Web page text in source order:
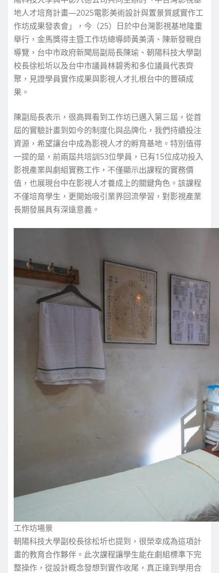
地人才培育計畫—2025電影美術設計與置景質感實作工
作坊成果發表會」，今（25）日於中台灣影視基地隆重
舉行，金馬獎得主暨工作坊總導師黃美清、陳新發親自
導覽，台中市政府新聞局副局長陳瑜、朝陽科技大學副
校長徐松圻以及台中市議員林碧秀和多位議員代表齊
聚，見證學員實作成果與影視人才扎根台中的豐碩成
果。
陳副局長表示，很高興看到工作坊已邁入第三屆，從首
屆的實驗計畫到如今的制度化與品牌化，我們持續投注
資源，希望讓台中成為影視人才的孵育基地。特別值得
一提的是，前兩屆共培訓53位學員，已有15位成功投入
影視產業與劇組實務工作，不僅顯示出課程的實務價
值，也展現台中在影視人才養成上的關鍵角色。該課程
不僅培育學生，更開始吸引業界回流學習，對影視產業
長期發展具有深遠意義。
工作坊場景
朝陽科技大學副校長徐松圻也提到，很榮幸成為這項計
畫的教育合作夥伴。此次課程讓學生能在劇組標準下完
整操作，從設計概念發想到實作收尾，真正達到學用合